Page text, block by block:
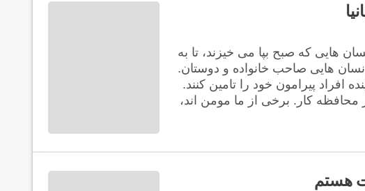
هایی که صبح بپا می خیزند، تا به
هایی صاحب خانواده و دوستان.
افراد پیرامون خود را تامین کنند.
کار. برخی از ما مومن اند،
هستم